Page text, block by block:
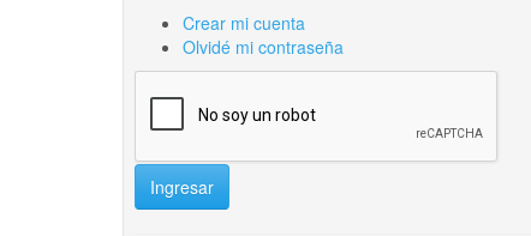
Crear mi cuenta
Olvidé mi contraseña
Ingresar